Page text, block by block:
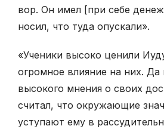
вор. Он имел [при себе
носил, что туда опускали».
«Ученики высоко ценили
огромное влияние на них.
высокого мнения о своих
считал, что окружающие
уступают ему в